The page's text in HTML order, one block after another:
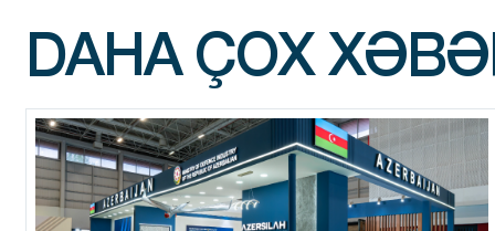
DAHA ÇOX